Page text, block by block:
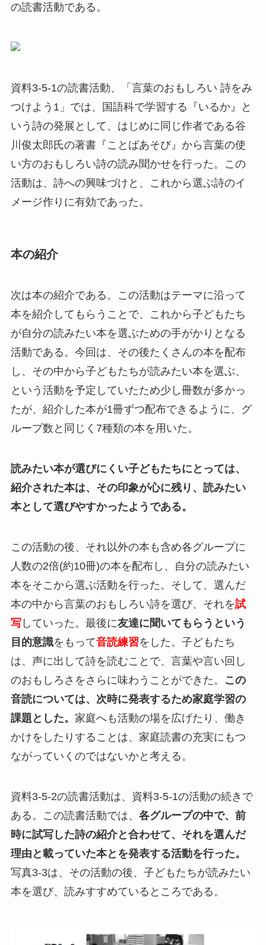
の読書活動である。
資料3-5-1の読書活動、「言葉のおもしろい 詩をみ
つけよう1」では、国語科で学習する『いるか』と
いう詩の発展として、はじめに同じ作者である谷
川俊太郎氏の著書『ことばあそび』から言葉の使
い方のおもしろい詩の読み聞かせを行った。この
活動は、詩への興味づけと、これから選ぶ詩のイ
メージ作りに有効であった。
本の紹介
次は本の紹介である。この活動はテーマに沿って
本を紹介してもらうことで、これから子どもたち
が自分の読みたい本を選ぶための手がかりとなる
活動である。今回は、その後たくさんの本を配布
し、その中から子どもたちが読みたい本を選ぶ、
という活動を予定していたため少し冊数が多かっ
たが、紹介した本が1冊ずつ配布できるように、グ
ループ数と同じく7種類の本を用いた。
読みたい本が選びにくい子どもたちにとっては、
紹介された本は、その印象が心に残り、読みたい
本として選びやすかったようである。
この活動の後、それ以外の本も含め各グループに
人数の2倍(約10冊)の本を配布し、自分の読みたい
本をそこから選ぶ活動を行った。そして、選んだ
本の中から言葉のおもしろい詩を選び、それを試
写していった。最後に友達に聞いてもらうという
目的意識をもって音読練習をした。子どもたち
は、声に出して詩を読むことで、言葉や言い回し
のおもしろさをさらに味わうことができた。
この
音読については、次時に発表するため家庭学習の
課題とした。 家庭へも活動の場を広げたり、働き
かけをしたりすることは、家庭読書の充実にもつ
ながっていくのではないかと考える。
資料3-5-2の読書活動は、資料3-5-1の活動の続きで
ある。この読書活動では、 各グループの中で、前
時に試写した詩の紹介と合わせて、それを選んだ
理由と載っていた本とを発表する活動を行った。
写真3-3は、その活動の後、子どもたちが読みたい
本を選び、読みすすめているところである。